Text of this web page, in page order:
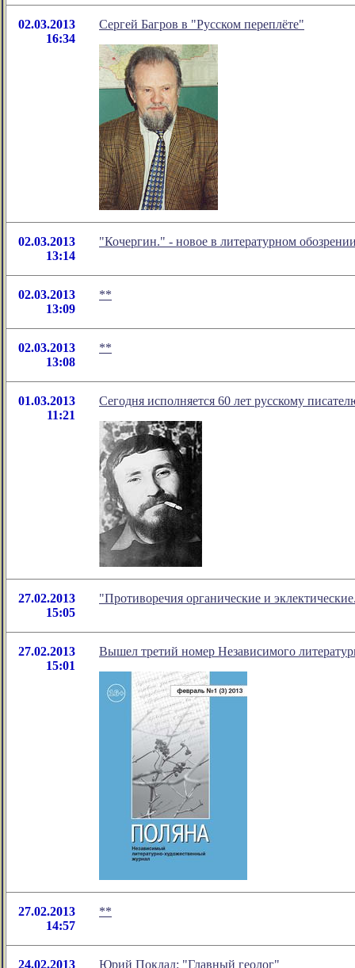
02.03.2013
16:34
Сергей Багров в "Русском переплёте"
02.03.2013
13:14
"Кочергин." - новое в литературном
02.03.2013
13:09
**
02.03.2013
13:08
**
01.03.2013
11:21
Сегодня исполняется 60 лет русскому
27.02.2013
15:05
"Противоречия органические и
27.02.2013
15:01
Вышел третий номер Независимого
27.02.2013
14:57
**
24.02.2013 Юрий Поклад: "Главный геолог"